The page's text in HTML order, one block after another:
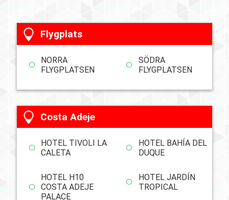
Flygplats
NORRA
FLYGPLATSEN
SÖDRA
FLYGPLATSEN
Costa Adeje
HOTEL TIVOLI LA
CALETA
HOTEL BAHÍA DEL
DUQUE
HOTEL H10
COSTA ADEJE
PALACE
HOTEL JARDÍN
TROPICAL